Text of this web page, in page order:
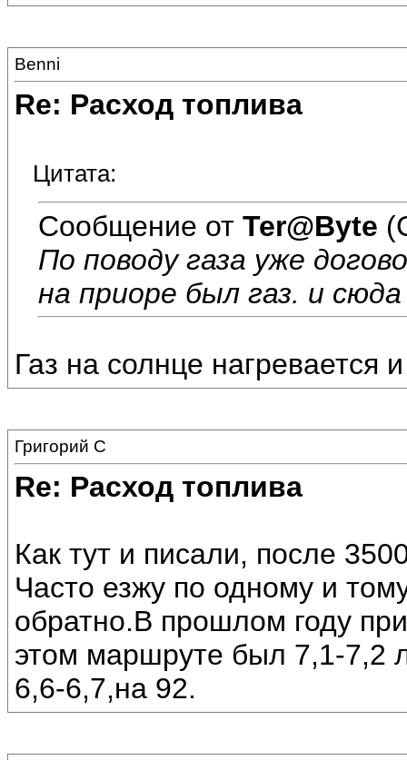
Benni
Re: Расход топлива
Цитата:
Сообщение от Ter@Byte
По поводу газа уже
на приоре был газ. и
Газ на солнце нагревается
Григорий С
Re: Расход топлива
Как тут и писали, после
Часто езжу по одному и
обратно.В прошлом году
этом маршруте был 7,1-7,2
6,6-6,7,на 92.